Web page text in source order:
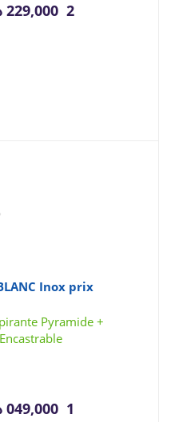
2 229,000
Inox prix
Pyramide +
1 049,000